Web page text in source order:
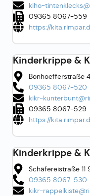
kiho-
09365 8067-559
https://
Kinderkrippe &
Bonhoefferstraße
09365 8067-520
kikr-
09365 8067-529
https://
Kinderkrippe &
Schäfereistraße 11
09365 8067-530
kikr-